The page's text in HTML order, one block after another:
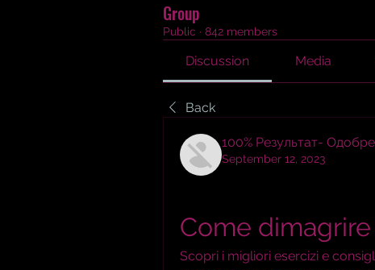
Group
Public · 842 members
Discussion Media
Back
100% Результат-
September 12, 2023
Come
Scopri i migliori esercizi e